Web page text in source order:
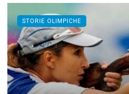
STORIE OLIMPICHE